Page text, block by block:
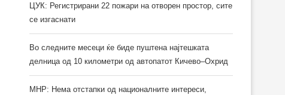
ЦУК: Регистрирани 22 пожари на отворен простор, сите
се изгаснати
Во следните месеци ќе биде пуштена најтешката
делница од 10 километри од автопатот Кичево–Охрид
МНР: Нема отстапки од националните интереси,